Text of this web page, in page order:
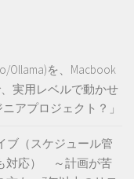
Ollama)を、Macbook
、実用レベルで動かせ
アプロジェクト？」
ブ（スケジュール管
対応） ～計画が苦